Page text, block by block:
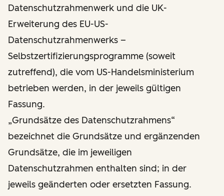
Datenschutzrahmenwerk und die UK-
Erweiterung des EU-US-
Datenschutzrahmenwerks –
Selbstzertifizierungsprogramme (soweit
zutreffend), die vom US-Handelsministerium
betrieben werden, in der jeweils gültigen
Fassung.
„Grundsätze des Datenschutzrahmens“
bezeichnet die Grundsätze und ergänzenden
Grundsätze, die im jeweiligen
Datenschutzrahmen enthalten sind; in der
jeweils geänderten oder ersetzten Fassung.